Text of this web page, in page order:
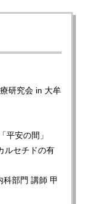
研究会 in 大牟
平安の間」
ルセチドの有
科部門 講師 甲